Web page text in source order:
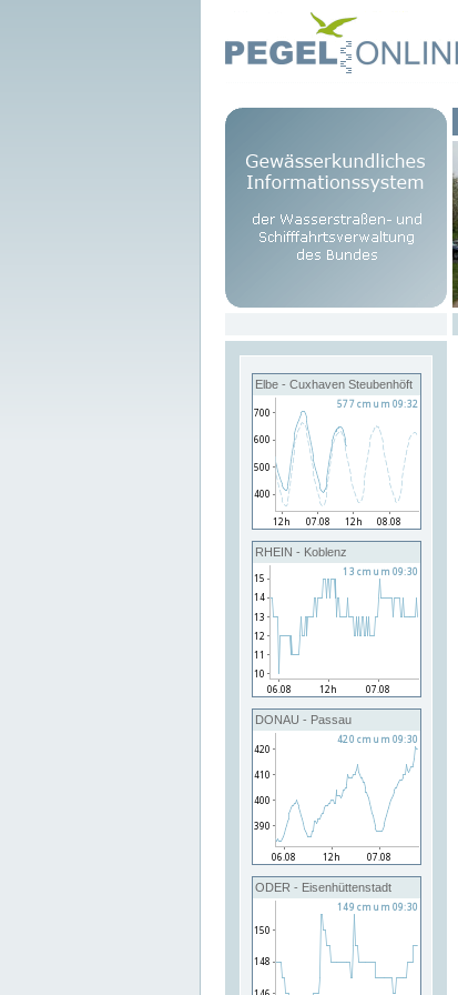
Elbe - Cuxhaven Steubenhöft
RHEIN - Koblenz
DONAU - Passau
ODER - Eisenhüttenstadt